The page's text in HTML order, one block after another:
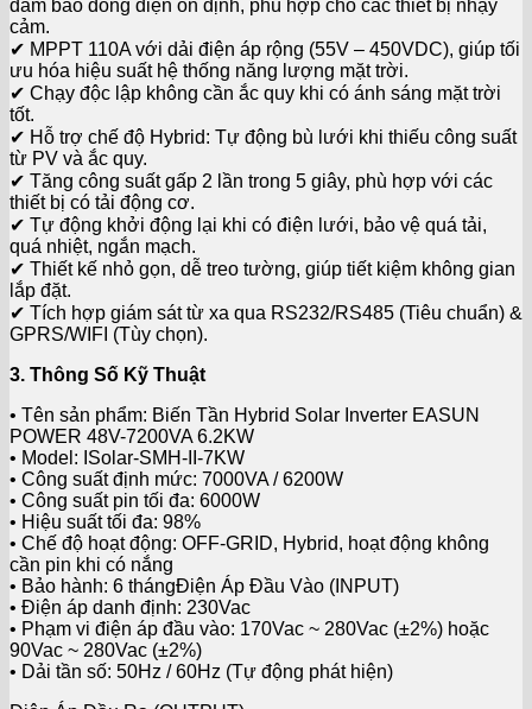
đảm bảo dòng điện ổn định, phù hợp cho các thiết bị nhạy
cảm.
✔ MPPT 110A với dải điện áp rộng (55V – 450VDC), giúp tối
ưu hóa hiệu suất hệ thống năng lượng mặt trời.
✔ Chạy độc lập không cần ắc quy khi có ánh sáng mặt trời
tốt.
✔ Hỗ trợ chế độ Hybrid: Tự động bù lưới khi thiếu công suất
từ PV và ắc quy.
✔ Tăng công suất gấp 2 lần trong 5 giây, phù hợp với các
thiết bị có tải động cơ.
✔ Tự động khởi động lại khi có điện lưới, bảo vệ quá tải,
quá nhiệt, ngắn mạch.
✔ Thiết kế nhỏ gọn, dễ treo tường, giúp tiết kiệm không gian
lắp đặt.
✔ Tích hợp giám sát từ xa qua RS232/RS485 (Tiêu chuẩn) &
GPRS/WIFI (Tùy chọn).
3. Thông Số Kỹ Thuật
• Tên sản phẩm: Biến Tần Hybrid Solar Inverter EASUN
POWER 48V-7200VA 6.2KW
• Model: ISolar-SMH-II-7KW
• Công suất định mức: 7000VA / 6200W
• Công suất pin tối đa: 6000W
• Hiệu suất tối đa: 98%
• Chế độ hoạt động: OFF-GRID, Hybrid, hoạt động không
cần pin khi có nắng
• Bảo hành: 6 thángĐiện Áp Đầu Vào (INPUT)
• Điện áp danh định: 230Vac
• Phạm vi điện áp đầu vào: 170Vac ~ 280Vac (±2%) hoặc
90Vac ~ 280Vac (±2%)
• Dải tần số: 50Hz / 60Hz (Tự động phát hiện)